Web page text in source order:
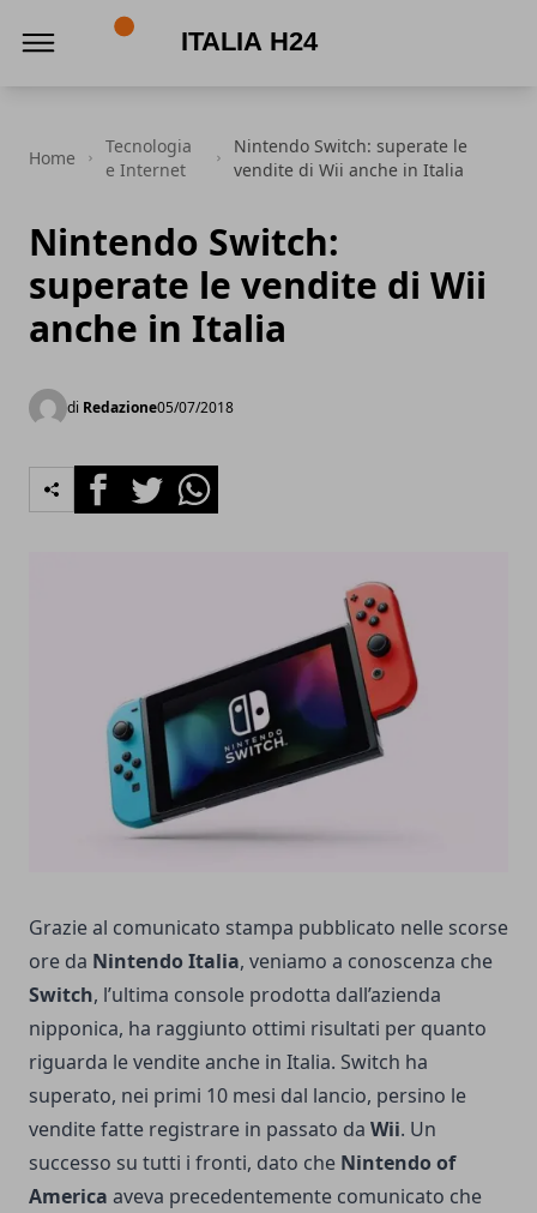
Home
Tecnologia
e Internet
Nintendo Switch: superate le
vendite di Wii anche in Italia
Nintendo Switch:
superate le vendite di Wii
anche in Italia
di Redazione05/07/2018
FacebookTwitterWhatsapp
Grazie al comunicato stampa pubblicato nelle scorse
ore da Nintendo Italia, veniamo a conoscenza che
Switch, l’ultima console prodotta dall’azienda
nipponica, ha raggiunto ottimi risultati per quanto
riguarda le vendite anche in Italia. Switch ha
superato, nei primi 10 mesi dal lancio, persino le
vendite fatte registrare in passato da Wii. Un
successo su tutti i fronti, dato che Nintendo of
America aveva precedentemente comunicato che